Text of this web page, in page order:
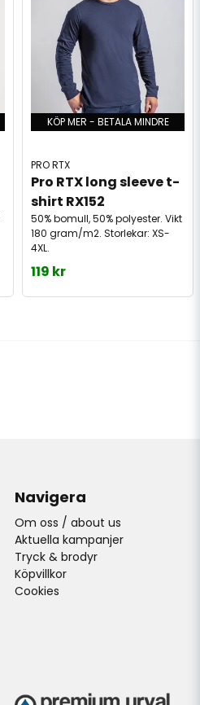
KÖP MER - BETALA MINDRE
PRO RTX
Pro RTX long sleeve t-
shirt RX152
50% bomull, 50% polyester. Vikt
180 gram/m2. Storlekar: XS-
4XL.
119 kr
Navigera
Om oss / about us
Aktuella kampanjer
Tryck & brodyr
Köpvillkor
Cookies